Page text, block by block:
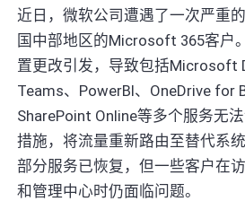
近日，微软公司遭遇了一次严重
国中部地区的Microsoft 365客户
置更改引发，导致包括Microsoft
Teams、PowerBI、OneDrive for
SharePoint Online等多个服务无
措施，将流量重新路由至替代系
部分服务已恢复，但一些客户在
和管理中心时仍面临问题。